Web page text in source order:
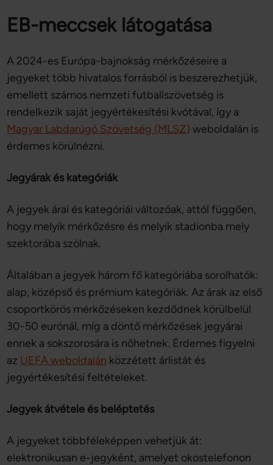
EB-meccsek látogatása
A 2024-es Európa-bajnokság mérkőzéseire a
jegyeket több hivatalos forrásból is beszerezhetjük,
emellett számos nemzeti futballszövetség is
rendelkezik saját jegyértékesítési kvótával, így a
Magyar Labdarúgó Szövetség (MLSZ) weboldalán is
érdemes körülnézni.
Jegyárak és kategóriák
A jegyek árai és kategóriái változóak, attól függően,
hogy melyik mérkőzésre és melyik stadionba mely
szektorába szólnak.
Általában a jegyek három fő kategóriába sorolhatók:
alap, középső és prémium kategóriák. Az árak az első
csoportkörös mérkőzéseken kezdődnek körülbelül
30-50 eurónál, míg a döntő mérkőzések jegyárai
ennek a sokszorosára is nőhetnek. Érdemes figyelni
az UEFA weboldalán közzétett árlistát és
jegyértékesítési feltételeket.
Jegyek átvétele és beléptetés
A jegyeket többféleképpen vehetjük át:
elektronikusan e-jegyként, amelyet okostelefonon